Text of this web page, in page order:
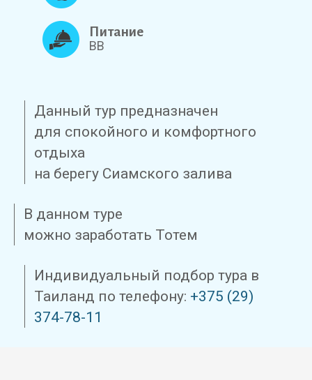
Питание
BB
Данный тур предназначен
для спокойного и комфортного
отдыха
на берегу Сиамского залива
В данном туре
можно заработать Тотем
Индивидуальный подбор тура в
Таиланд по телефону: +375 (29)
374-78-11